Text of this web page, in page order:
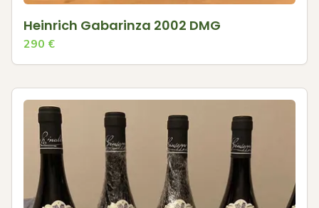
Heinrich Gabarinza 2002 DMG
290 €